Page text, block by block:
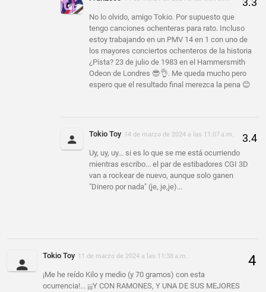
No lo olvido, amigo Tokio. Por supuesto que
tengo canciones ochenteras para rato. Incluso
estoy trabajando en un PMV 14 en 1 con uno de
los mayores conciertos ochenteros de la historia
¿Pista? 23 de julio de 1983 en el Hammersmith
Odeon de Londres 😎👌. Me queda mucho pero
espero que el resultado final merezca la pena 😊
Tokio Toy 14 de marzo de 2024 a las 11:07 a.m.
Uy, uy, uy... si es lo que se me está ocurriendo
mientras escribo... el par de estibadores CGI 3D
van a rockear de nuevo, aunque solo ganen
"Dinero por nada" (je, je,je)...
Tokio Toy 11 de marzo de 2024 a las 11:38 a.m.
¡Me he reído Kilo y medio (y 70 gramos) con esta
ocurrencia!... ¡¡¡Y CON RAMONES, Y UNA DE SUS MEJORES